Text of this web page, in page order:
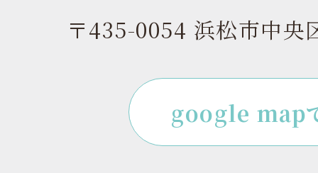
〒435-0054 浜松市中央
google map